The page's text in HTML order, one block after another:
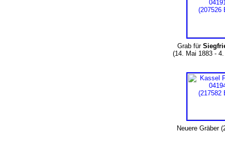
Grab für
(14. Mai 1883 -
Neuere Gräber